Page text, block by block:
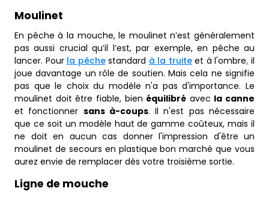
Moulinet
En pêche à la mouche, le moulinet n’est généralement
pas aussi crucial qu’il l’est, par exemple, en pêche au
lancer. Pour la pêchestandard à la truiteet à l'ombre, il
joue davantage un rôle de soutien. Mais cela ne signifie
pas que le choix du modèle n'a pas d'importance. Le
moulinet doit être fiable, bien équilibré avec la canne
et fonctionner sans à-coups. Il n'est pas nécessaire
que ce soit un modèle haut de gamme coûteux, mais il
ne doit en aucun cas donner l'impression d'être un
moulinet de secours en plastique bon marché que vous
aurez envie de remplacer dès votre troisième sortie.
Ligne de mouche